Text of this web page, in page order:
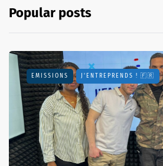
Popular posts
EMISSIONS J'ENTREPRENDS ! 🇫🇷